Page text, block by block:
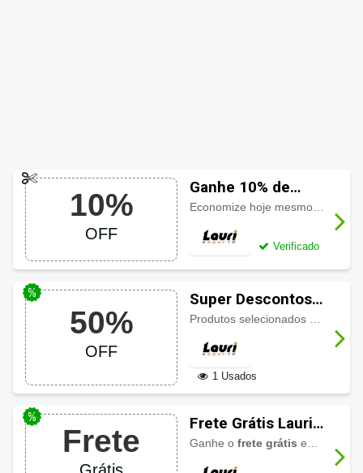
10%
OFF
Ganhe 10% de
Desconto usando
Cupom Lauri
Esporte
Verificado
50%
OFF
Super Descontos
Lauri Esporte até
50% OFF
1 Usados
Frete
Frete Grátis Lauri
Esporte
Ganhe ofrete grátis em compras acima de R$ 400,00 para as regiões Sul e Sudeste.